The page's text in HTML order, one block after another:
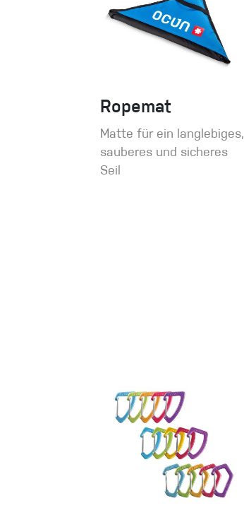
Ropemat
Matte für ein langlebiges,
sauberes und sicheres
Seil